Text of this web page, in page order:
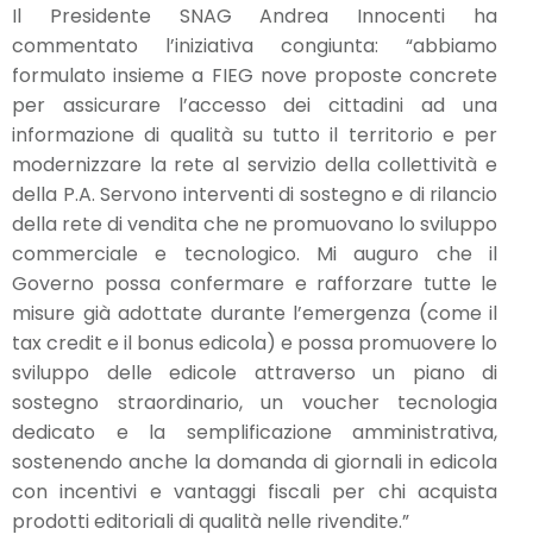
Il Presidente SNAG Andrea Innocenti ha
commentato l’iniziativa congiunta: “abbiamo
formulato insieme a FIEG nove proposte concrete
per assicurare l’accesso dei cittadini ad una
informazione di qualità su tutto il territorio e per
modernizzare la rete al servizio della collettività e
della P.A. Servono interventi di sostegno e di rilancio
della rete di vendita che ne promuovano lo sviluppo
commerciale e tecnologico. Mi auguro che il
Governo possa confermare e rafforzare tutte le
misure già adottate durante l’emergenza (come il
tax credit e il bonus edicola) e possa promuovere lo
sviluppo delle edicole attraverso un piano di
sostegno straordinario, un voucher tecnologia
dedicato e la semplificazione amministrativa,
sostenendo anche la domanda di giornali in edicola
con incentivi e vantaggi fiscali per chi acquista
prodotti editoriali di qualità nelle rivendite.”